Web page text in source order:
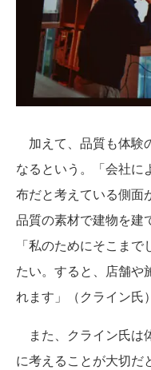
加えて、品質も体験
なるという。「会社に
布だと考えている側面
品質の素材で建物を建
「私のためにそこま
たい。すると、店舗や
れます」（クライン氏）
また、クライン氏は
に考えることが大切だ